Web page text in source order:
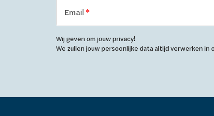
Email
Wij geven om jouw privacy!
We zullen jouw persoonlijke data altijd verwerken in